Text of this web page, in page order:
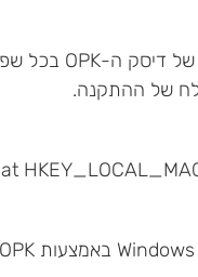
של ההתקנה.
(at